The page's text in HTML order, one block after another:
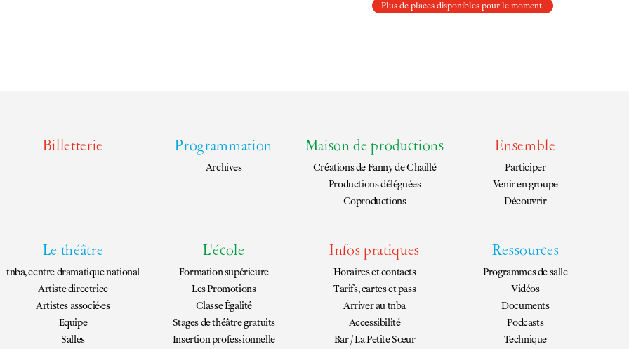
Plus de places disponibles pour le moment.
Billetterie Programmation
Archives
Maison de productions
Créations deFanny de Chaillé
Productions déléguées
Coproductions
Ensemble
Participer
Venir en groupe
Découvrir
Le théâtre
tnba, centre dramatique national
Artiste directrice
Artistes associé·es
Équipe
Salles
L'école
Formation supérieure
Les Promotions
Classe Égalité
Stages de théâtre gratuits
Insertion professionnelle
Infos pratiques
Horaires et contacts
Tarifs, cartes et pass
Arriver au tnba
Accessibilité
Bar / La Petite Sœur
Ressources
Programmes de salle
Vidéos
Documents
Podcasts
Technique